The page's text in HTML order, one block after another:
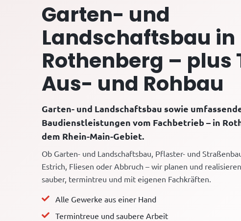
Garten- und
Landschaftsbau in
Rothenberg – plus
Aus- und Rohbau
Garten- und Landschaftsbau sowie
Baudienstleistungen vom Fachbetrieb – in
dem Rhein-Main-Gebiet.
Ob Garten- und Landschaftsbau, Pflaster- und
Estrich, Fliesen oder Abbruch – wir planen und
sauber, termintreu und mit eigenen Fachkräften.
Alle Gewerke aus einer Hand
Termintreue und saubere Arbeit